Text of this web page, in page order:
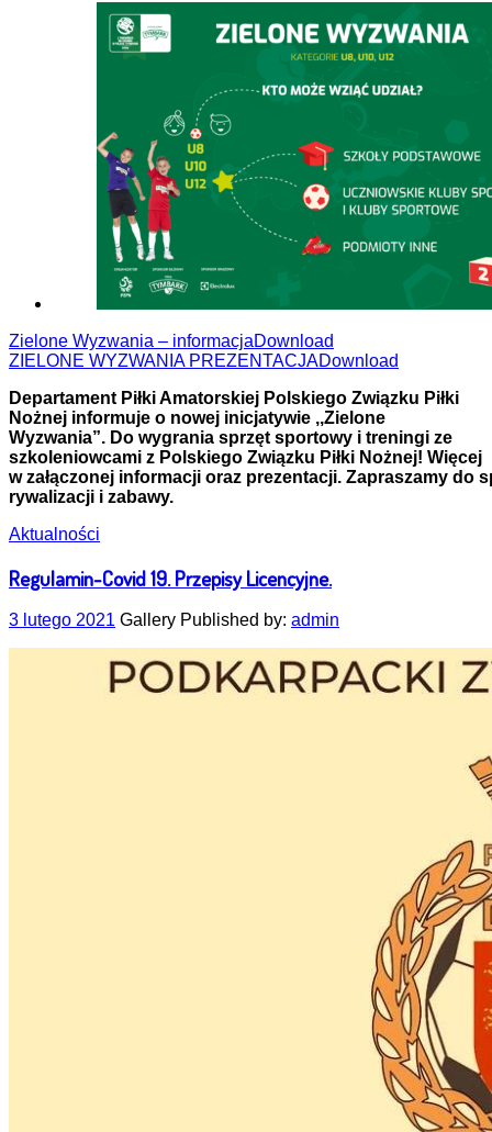
Zielone Wyzwania – informacjaDownload
ZIELONE WYZWANIA PREZENTACJADownload
Departament Piłki Amatorskiej Polskiego Związku Piłki
Nożnej informuje o nowej inicjatywie ,,Zielone
Wyzwania”. Do wygrania sprzęt sportowy i treningi ze
szkoleniowcami z Polskiego Związku Piłki Nożnej! Więcej
w załączonej informacji oraz prezentacji. Zapraszamy do
rywalizacji i zabawy.
Aktualności
Regulamin-Covid 19. Przepisy Licencyjne.
3 lutego 2021 Gallery Published by: admin